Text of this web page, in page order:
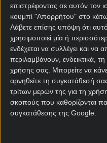
επιστρέφοντας σε αυτόν τον
κουμπί "Απορρήτου" στο
Λάβετε επίσης υπόψη ότι
χρησιμοποιεί μία ή
ενδέχεται να συλλέγει και να
περιλαμβάνουν, ενδεικτικά,
χρήσης σας. Μπορείτε να
αρνηθείτε τη συγκατάθεσή
τρίτων μερών της για τη
σκοπούς που καθορίζονται
συγκατάθεσης της Google.
μετακινήσεις
εισιτήρια αγώνα
Περισσότερες
διαγωνισμό* θα βρεις
Σχετικά άρθρα